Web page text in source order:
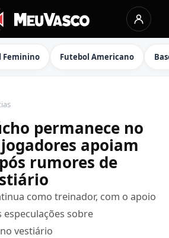
Feminino Futebol Americano
permanece no
apoiam
rumores de
como treinador, com o apoio
sobre
vestiário